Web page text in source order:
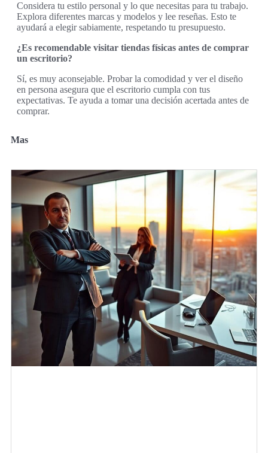
Considera tu estilo personal y lo que necesitas para tu trabajo.
Explora diferentes marcas y modelos y lee reseñas. Esto te
ayudará a elegir sabiamente, respetando tu presupuesto.
¿Es recomendable visitar tiendas físicas antes de comprar
un escritorio?
Sí, es muy aconsejable. Probar la comodidad y ver el diseño
en persona asegura que el escritorio cumpla con tus
expectativas. Te ayuda a tomar una decisión acertada antes de
comprar.
Mas